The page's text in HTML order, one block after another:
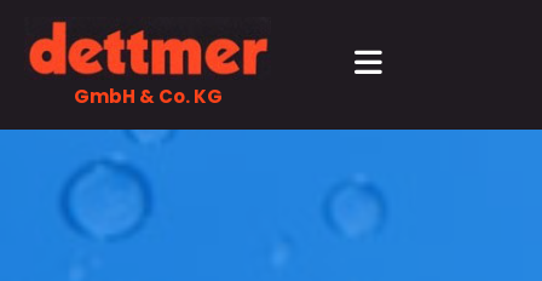
Zum Inhalt springen
GmbH & Co. KG